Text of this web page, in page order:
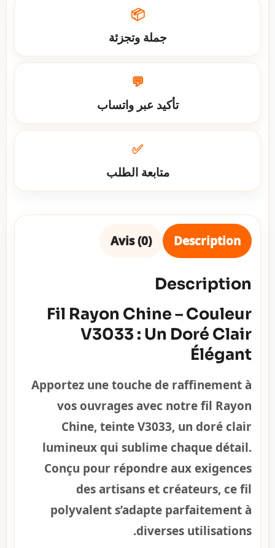
📦
جملة وتجزئة
💬
تأكيد عبر واتساب
✅
متابعة الطلب
Description
Avis (0)
Description
Fil Rayon Chine – Couleur
V3033 : Un Doré Clair
Élégant
Apportez une touche de raffinement à
vos ouvrages avec notre fil Rayon
Chine, teinte V3033, un doré clair
lumineux qui sublime chaque détail.
Conçu pour répondre aux exigences
des artisans et créateurs, ce fil
polyvalent s’adapte parfaitement à
diverses utilisations.